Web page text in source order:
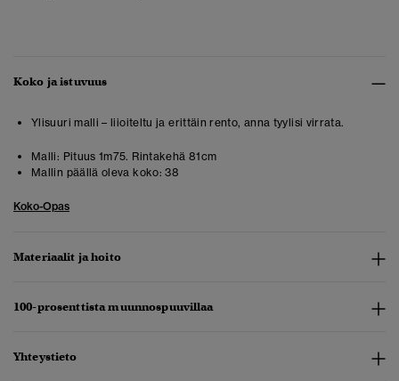
Koko ja istuvuus
Ylisuuri malli – liioiteltu ja erittäin rento, anna tyylisi virrata.
Malli: Pituus 1m75. Rintakehä 81cm
Mallin päällä oleva koko: 38
Koko-Opas
Materiaalit ja hoito
100-prosenttista muunnospuuvillaa
Yhteystieto